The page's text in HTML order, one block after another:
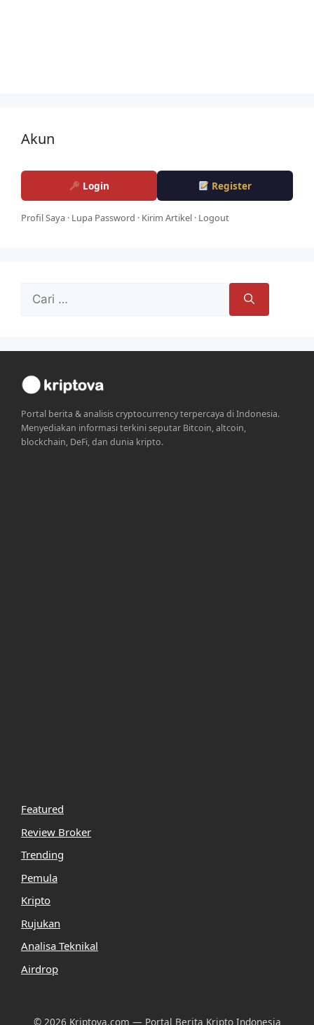
Akun
Login Register
Profil Saya · Lupa Password · Kirim Artikel · Logout
untuk:
Portal berita & analisis cryptocurrency terpercaya di Indonesia.
Menyediakan informasi terkini seputar Bitcoin, altcoin,
blockchain, DeFi, dan dunia kripto.
Featured
Review Broker
Trending
Pemula
Kripto
Rujukan
Analisa Teknikal
Airdrop
© 2026 Kriptova.com — Portal Berita Kripto Indonesia